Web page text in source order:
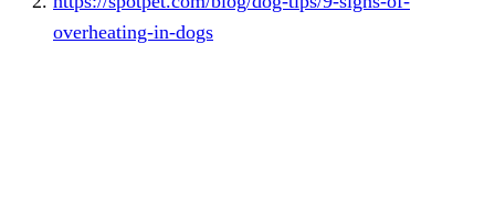
overheating-in-dogs